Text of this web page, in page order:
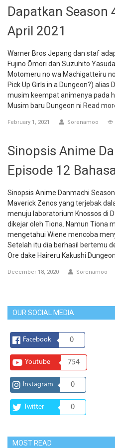
Dapatkan Season
April 2021
Warner Bros Jepang dan staf
Fujino Ōmori dan Suzuhito
Motomeru no wa Machigatteiru
Pick Up Girls in a Dungeon?)
musim keempat animenya pada
Musim baru Dungeon ni Read
February 1, 2021 Sorenamoo
Sinopsis Anime
Episode 12
Sinopsis Anime Danmachi
Maverick Zenos yang terjebak
menuju laboratorium Knossos di
dikejar oleh Tiona. Namun Tiona
mengetahui Wiene mencoba
Setelah itu dia berhasil bertemu
Ore dake Haireru Kakushi
December 18, 2020 Sorenamoo
OUR SOCIAL MEDIA
Facebook 0
Youtube 754
Instagram 0
Twitter 0
MOST READ